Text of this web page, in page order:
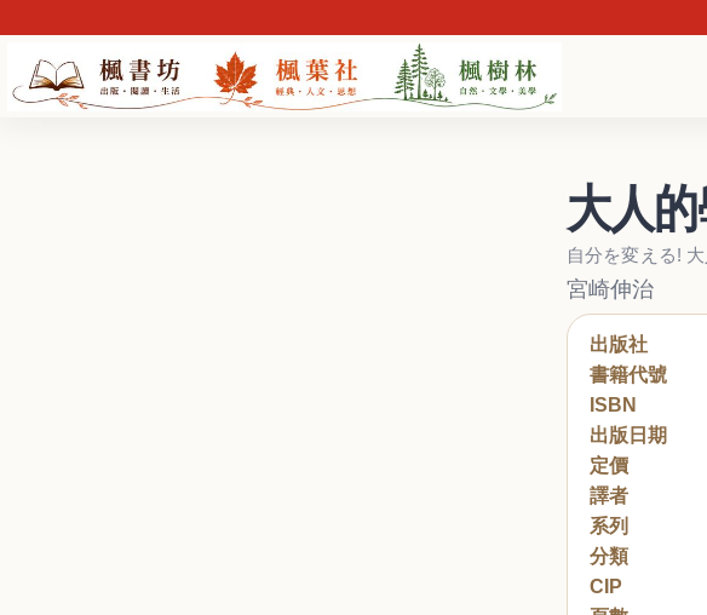
大人
自分を変える!
宮崎伸治
出版社
書籍代號
ISBN
出版日期
定價
譯者
系列
分類
CIP